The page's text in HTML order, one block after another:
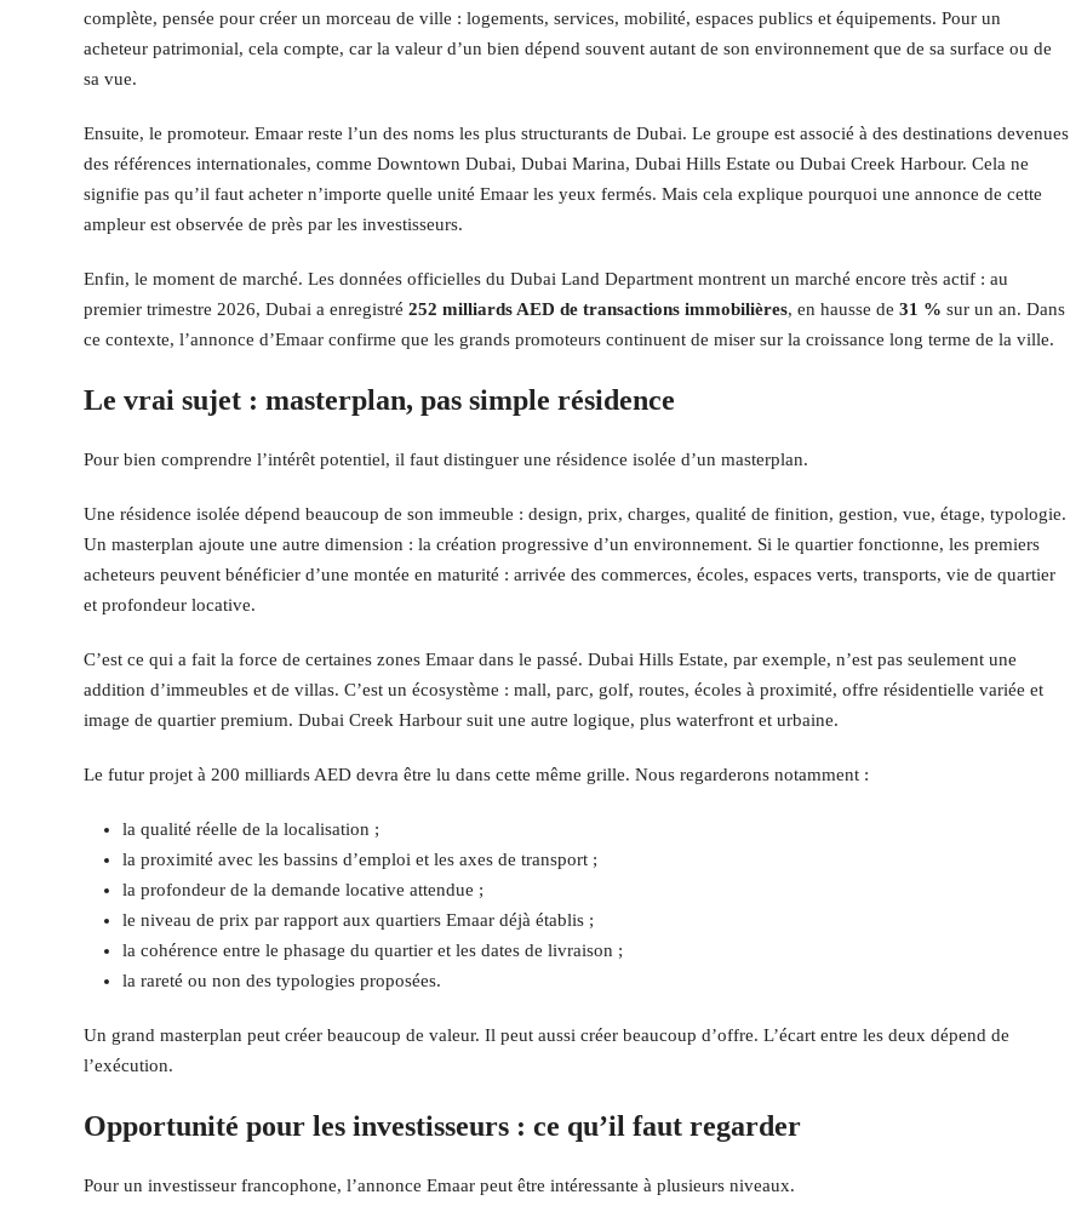
complète, pensée pour créer un morceau de ville : logements, services, mobilité, espaces publics et équipements. Pour un
acheteur patrimonial, cela compte, car la valeur d’un bien dépend souvent autant de son environnement que de sa surface ou de
sa vue.
Ensuite, le promoteur. Emaar reste l’un des noms les plus structurants de Dubai. Le groupe est associé à des destinations devenues
des références internationales, comme Downtown Dubai, Dubai Marina, Dubai Hills Estate ou Dubai Creek Harbour. Cela ne
signifie pas qu’il faut acheter n’importe quelle unité Emaar les yeux fermés. Mais cela explique pourquoi une annonce de cette
ampleur est observée de près par les investisseurs.
Enfin, le moment de marché. Les données officielles du Dubai Land Department montrent un marché encore très actif : au
premier trimestre 2026, Dubai a enregistré 252 milliards AED de transactions immobilières, en hausse de 31 % sur un an. Dans
ce contexte, l’annonce d’Emaar confirme que les grands promoteurs continuent de miser sur la croissance long terme de la ville.
Le vrai sujet : masterplan, pas simple résidence
Pour bien comprendre l’intérêt potentiel, il faut distinguer une résidence isolée d’un masterplan.
Une résidence isolée dépend beaucoup de son immeuble : design, prix, charges, qualité de finition, gestion, vue, étage, typologie.
Un masterplan ajoute une autre dimension : la création progressive d’un environnement. Si le quartier fonctionne, les premiers
acheteurs peuvent bénéficier d’une montée en maturité : arrivée des commerces, écoles, espaces verts, transports, vie de quartier
et profondeur locative.
C’est ce qui a fait la force de certaines zones Emaar dans le passé. Dubai Hills Estate, par exemple, n’est pas seulement une
addition d’immeubles et de villas. C’est un écosystème : mall, parc, golf, routes, écoles à proximité, offre résidentielle variée et
image de quartier premium. Dubai Creek Harbour suit une autre logique, plus waterfront et urbaine.
Le futur projet à 200 milliards AED devra être lu dans cette même grille. Nous regarderons notamment :
la qualité réelle de la localisation ;
la proximité avec les bassins d’emploi et les axes de transport ;
la profondeur de la demande locative attendue ;
le niveau de prix par rapport aux quartiers Emaar déjà établis ;
la cohérence entre le phasage du quartier et les dates de livraison ;
la rareté ou non des typologies proposées.
Un grand masterplan peut créer beaucoup de valeur. Il peut aussi créer beaucoup d’offre. L’écart entre les deux dépend de
l’exécution.
Opportunité pour les investisseurs : ce qu’il faut regarder
Pour un investisseur francophone, l’annonce Emaar peut être intéressante à plusieurs niveaux.